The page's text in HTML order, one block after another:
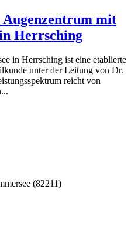
mit
Herrsching
in Herrsching ist eine etablierte
unter der Leitung von Dr.
reicht von
(82211)